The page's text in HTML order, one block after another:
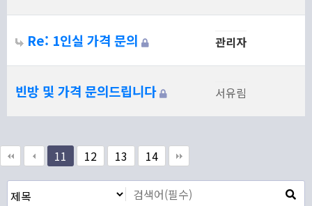
Re: 1인실 가격 문의 관리자
빈방 및 가격 문의드립니다 서유림
11 12 13 14